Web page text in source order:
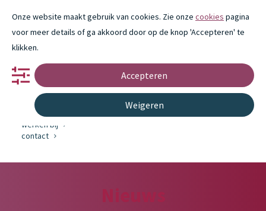
portfolio
partnerschap
innovatie
over ons
werken bij
contact
Onze website maakt gebruik van cookies. Zie onze cookies pagina
voor meer details of ga akkoord door op de knop 'Accepteren' te
klikken.
Accepteren
Weigeren